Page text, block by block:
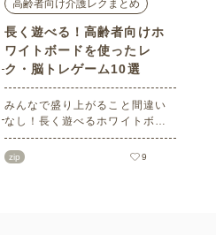
高齢者向け介護レクまとめ
長く遊べる！高齢者向けホ
ワイトボードを使ったレ
ク・脳トレゲーム10選
みんなで盛り上がること間違い
なし！長く遊べるホワイトボー
ドを使った高齢者向けレクリエ
ーション・脳トレゲームを10種
zip 9